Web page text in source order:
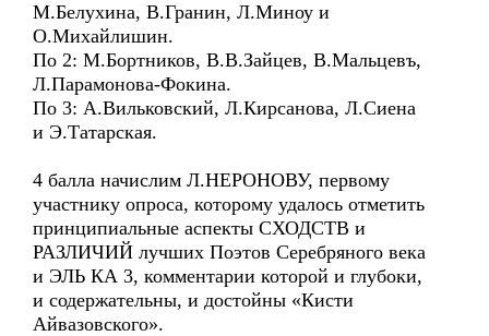
М.Белухина, В.Гранин, Л.Миноу и
О.Михайлишин.
По 2: М.Бортников, В.В.Зайцев, В.Мальцевъ,
Л.Парамонова-Фокина.
По 3: А.Вильковский, Л.Кирсанова, Л.Сиена
и Э.Татарская.
4 балла начислим Л.НЕРОНОВУ, первому
участнику опроса, которому удалось отметить
принципиальные аспекты СХОДСТВ и
РАЗЛИЧИЙ лучших Поэтов Серебряного века
и ЭЛЬ КА 3, комментарии которой и глубоки,
и содержательны, и достойны «Кисти
Айвазовского».